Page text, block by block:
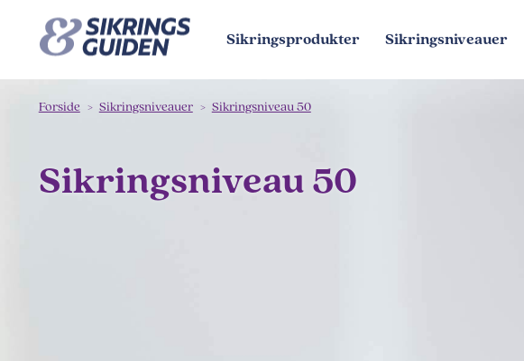
Sikringsprodukter Sikringsniveauer
Forside Sikringsniveauer Sikringsniveau 50
Sikringsniveau 50